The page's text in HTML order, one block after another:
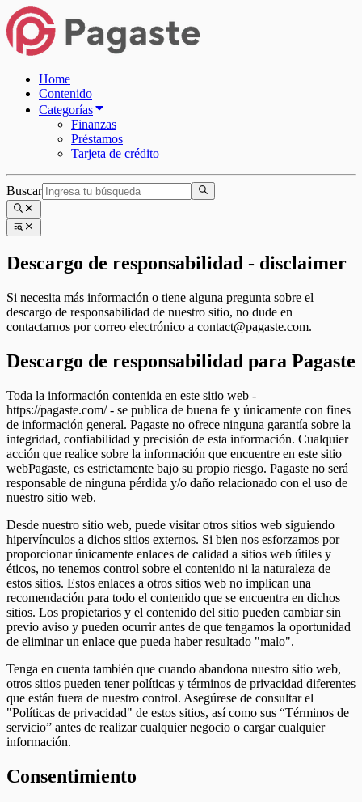
Home
Contenido
Categorías
Finanzas
Préstamos
Tarjeta de crédito
Buscar
Descargo de responsabilidad - disclaimer
Si necesita más información o tiene alguna pregunta sobre el
descargo de responsabilidad de nuestro sitio, no dude en
contactarnos por correo electrónico a contact@pagaste.com.
Descargo de responsabilidad para Pagaste
Toda la información contenida en este sitio web -
https://pagaste.com/ - se publica de buena fe y únicamente con fines
de información general. Pagaste no ofrece ninguna garantía sobre la
integridad, confiabilidad y precisión de esta información. Cualquier
acción que realice sobre la información que encuentre en este sitio
webPagaste, es estrictamente bajo su propio riesgo. Pagaste no será
responsable de ninguna pérdida y/o daño relacionado con el uso de
nuestro sitio web.
Desde nuestro sitio web, puede visitar otros sitios web siguiendo
hipervínculos a dichos sitios externos. Si bien nos esforzamos por
proporcionar únicamente enlaces de calidad a sitios web útiles y
éticos, no tenemos control sobre el contenido ni la naturaleza de
estos sitios. Estos enlaces a otros sitios web no implican una
recomendación para todo el contenido que se encuentra en dichos
sitios. Los propietarios y el contenido del sitio pueden cambiar sin
previo aviso y pueden ocurrir antes de que tengamos la oportunidad
de eliminar un enlace que pueda haber resultado "malo".
Tenga en cuenta también que cuando abandona nuestro sitio web,
otros sitios pueden tener políticas y términos de privacidad diferentes
que están fuera de nuestro control. Asegúrese de consultar el
"Políticas de privacidad" de estos sitios, así como sus “Términos de
servicio” antes de realizar cualquier negocio o cargar cualquier
información.
Consentimiento